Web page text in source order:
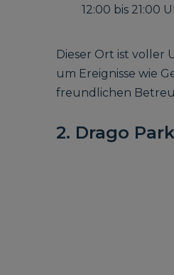
12:00 bis 21:00
Dieser Ort ist
um Ereignisse wie
freundlichen
2. Drago Park